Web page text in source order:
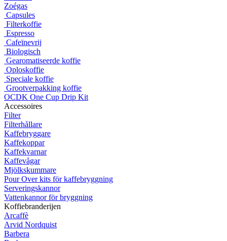
Zoégas
Capsules
Filterkoffie
Espresso
Cafeïnevrij
Biologisch
Gearomatiseerde koffie
Oploskoffie
Speciale koffie
Grootverpakking koffie
OCDK One Cup Drip Kit
Accessoires
Filter
Filterhållare
Kaffebryggare
Kaffekoppar
Kaffekvarnar
Kaffevågar
Mjölkskummare
Pour Over kits för kaffebryggning
Serveringskannor
Vattenkannor för bryggning
Koffiebranderijen
Arcaffè
Arvid Nordquist
Barbera